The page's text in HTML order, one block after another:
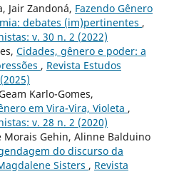
Jair Zandoná, Fazendo Gênero
debates (im)pertinentes ,
v. 30 n. 2 (2022)
Cidades, gênero e poder: a
, Revista Estudos
Karlo-Gomes,
em Vira-Vira, Violeta ,
v. 28 n. 2 (2020)
Morais Gehin, Alinne Balduino
do discurso da
Sisters , Revista